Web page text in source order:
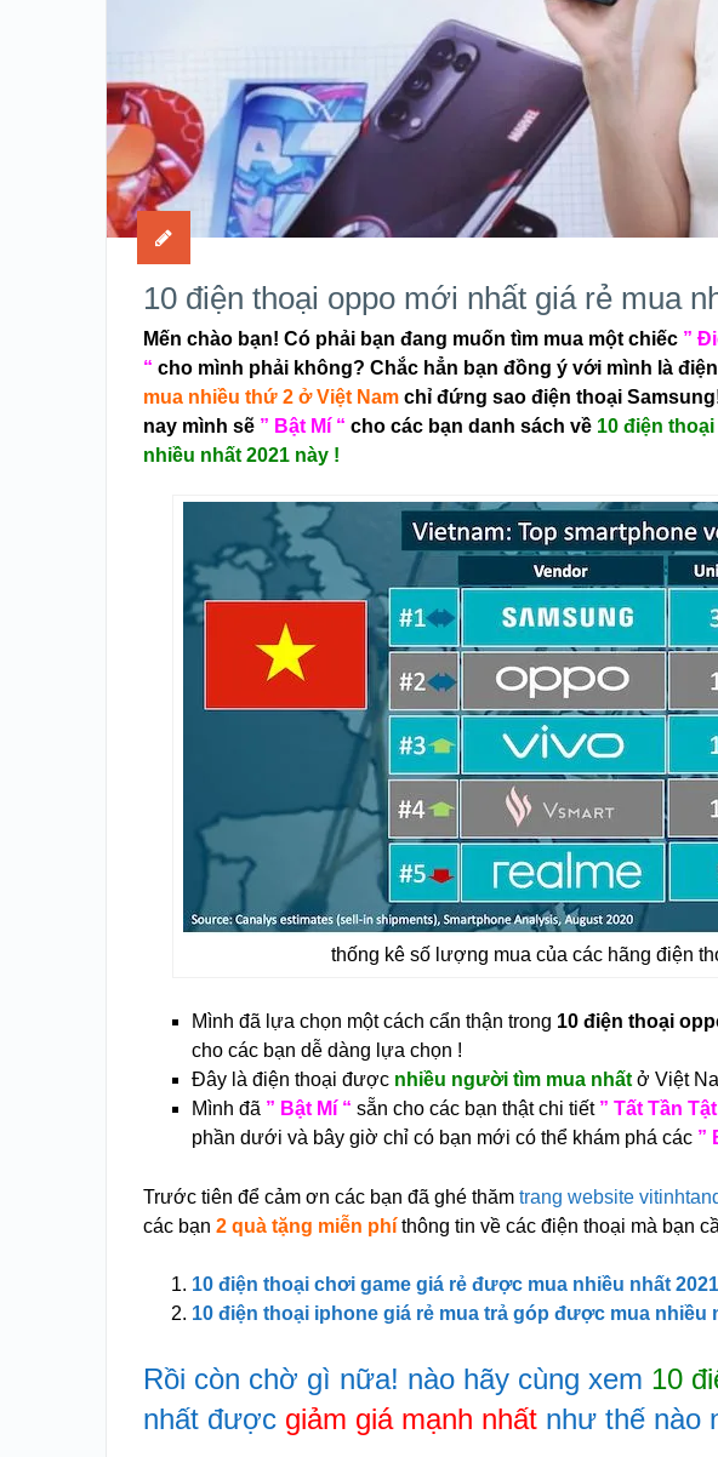
10 điện thoại oppo mới nhất giá rẻ mua
Mến chào bạn! Có phải bạn đang muốn tìm mua một chiếc ”
“ cho mình phải không? Chắc hẳn bạn đồng ý với mình là
mua nhiều thứ 2 ở Việt Nam chỉ đứng sao điện thoại
nay mình sẽ ” Bật Mí “ cho các bạn danh sách về 10 điện
nhiều nhất 2021 này !
thống kê số lượng mua của các hãng điện
Mình đã lựa chọn một cách cẩn thận trong 10 điện thoại
cho các bạn dễ dàng lựa chọn !
Đây là điện thoại được nhiều người tìm mua nhất ở Việt
Mình đã ” Bật Mí “ sẵn cho các bạn thật chi tiết ” Tất Tần Tật
phần dưới và bây giờ chỉ có bạn mới có thể khám phá các ”
Trước tiên để cảm ơn các bạn đã ghé thăm trang website
các bạn2 quà tặng miễn phí thông tin về các điện thoại mà bạn
10 điện thoại chơi game giá rẻ được mua nhiều nhất 2021
10 điện thoại iphone giá rẻ mua trả góp được mua nhiều
Rồi còn chờ gì nữa! nào hãy cùng xem 10
nhất được giảm giá mạnh nhất như thế nào